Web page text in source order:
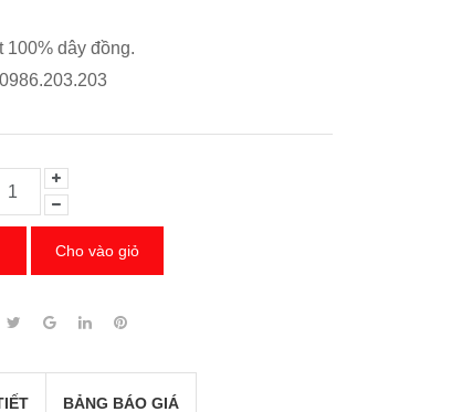
100% dây đồng.
Cho vào giỏ
BẢNG BÁO GIÁ